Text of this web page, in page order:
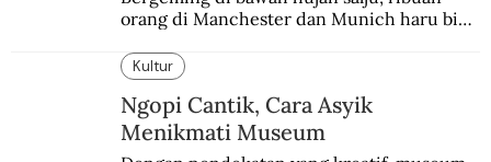
orang di Manchester dan Munich haru biru
menimpa MU.
Kultur
Ngopi Cantik, Cara Asyik
Menikmati Museum